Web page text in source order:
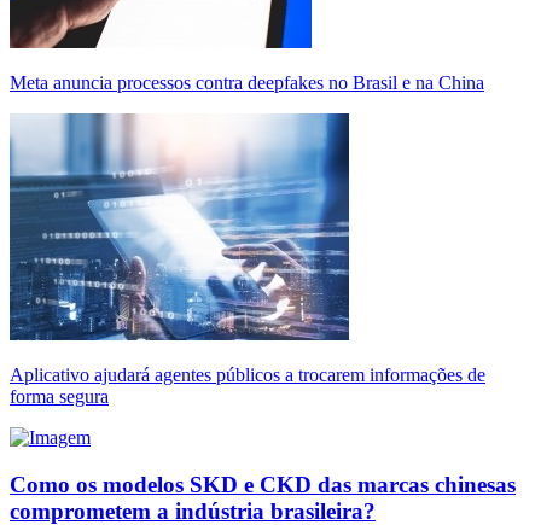
Meta anuncia processos contra deepfakes no Brasil e na China
Aplicativo ajudará agentes públicos a trocarem informações de
forma segura
Como os modelos SKD e CKD das marcas chinesas
comprometem a indústria brasileira?